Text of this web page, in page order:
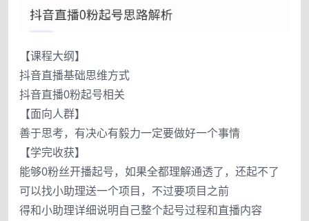
【课程大纲】
抖音直播基础思维方式
抖音直播0粉起号相关
【面向人群】
善于思考，有决心有毅力一定要做好一个事情
【学完收获】
能够0粉丝开播起号，如果全都理解通透了，还起不了
可以找小助理送一个项目，不过要项目之前
得和小助理详细说明自己整个起号过程和直播内容